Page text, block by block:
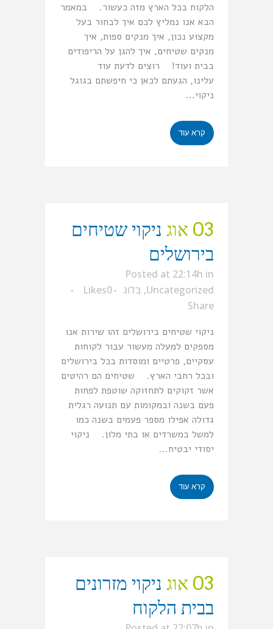
הלקוח בכל הארץ מזה כעשור. במאמר
הבא אנו נמליץ לכם איך לבחור בעל
מקצוע נכון, איך מנקים ספות, איך
מנקים שטיחים, איך להגן על הריפודים
בבית ועוד! רוצים לדעת עוד
עלינו, הגעתם לכאן כי חיפשתם בגוגל
ניקוי...
קרא עוד
03 אוג
ניקוי שטיחים
בירושלים
Posted at 22:14h in
Uncategorized
, בלוג 0
Likes
Share
ניקוי שטיחים בירושלים זהו שירות אנו
מספקים למעלה מעשור עבור לקוחות
עסקיים, פרטיים ומוסדות בכל בירושלים
ובכל רחבי הארץ. שטיחים הם רהיטים
אשר זקוקים לתחזוקה שוטפת לפחות
פעם בשנה ובמקומות עם תנועה רגלית
גדולה אפילו מספר פעמים בשנה כמו
למשל במשרדים או בתי מלון. ניקוי
יסודי יבטיח...
קרא עוד
03 אוג
ניקוי מזרונים
בבית הלקוח